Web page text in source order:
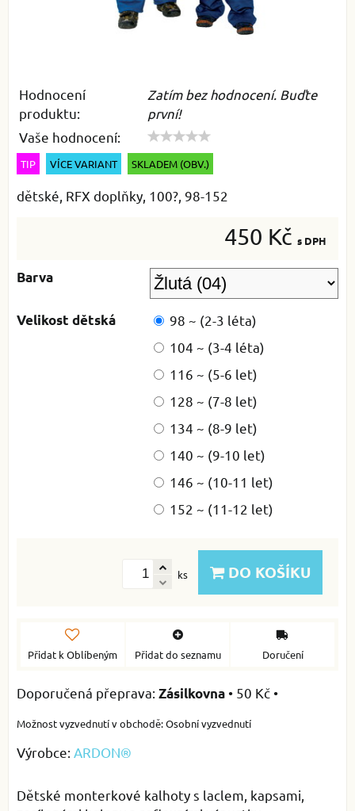
Hodnocení
produktu:
Zatím bez hodnocení. Buďte
první!
Vaše hodnocení:
TIP VÍCE VARIANT SKLADEM (OBV.)
dětské, RFX doplňky, 100?, 98-152
450 Kč s DPH
Barva
Velikost dětská
98 ~ (2-3 léta)
104 ~ (3-4 léta)
116 ~ (5-6 let)
128 ~ (7-8 let)
134 ~ (8-9 let)
140 ~ (9-10 let)
146 ~ (10-11 let)
152 ~ (11-12 let)
ks DO KOŠÍKU
Přidat k Oblíbeným Přidat do seznamu Doručení
Zásilkovna • 50 Kč •
Osobní vyzvednutí
Výrobce: ARDON®
Dětské monterkové kalhoty s laclem, kapsami,